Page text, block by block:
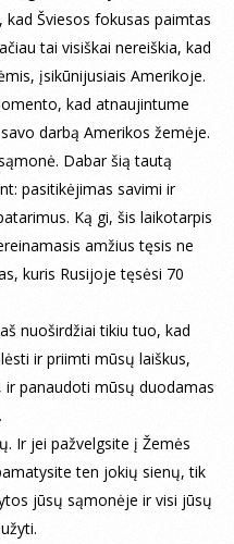
Šviesos fokusas paimtas
tai visiškai nereiškia, kad
įsikūnijusiais Amerikoje.
kad atnaujintume
darbą Amerikos žemėje.
Dabar šią tautą
pasitikėjimas savimi ir
Ką gi, šis laikotarpis
amžius tęsis ne
kuris Rusijoje tęsėsi 70
nuoširdžiai tikiu tuo, kad
ir priimti mūsų laiškus,
panaudoti mūsų duodamas
Ir jei pažvelgsite į Žemės
ten jokių sienų, tik
jūsų sąmonėje ir visi jūsų